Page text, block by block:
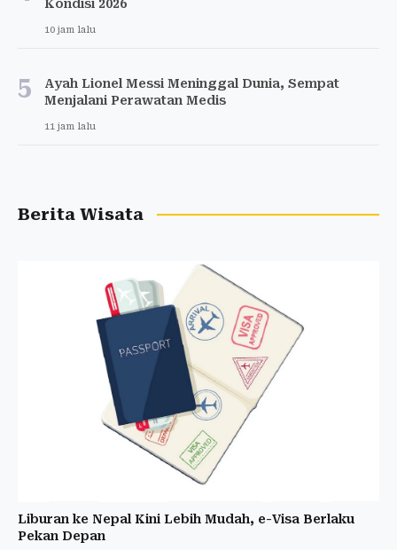
Kondisi 2026
10 jam lalu
5
Ayah Lionel Messi Meninggal Dunia, Sempat
Menjalani Perawatan Medis
11 jam lalu
Berita Wisata
Liburan ke Nepal Kini Lebih Mudah, e-Visa Berlaku
Pekan Depan